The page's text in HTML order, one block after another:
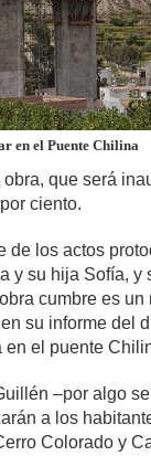
en el Puente Chilina
que será
ciento.
de los actos
y su hija Sofía, y
cumbre es un
su informe del
el puente
–por algo
a los
Colorado y